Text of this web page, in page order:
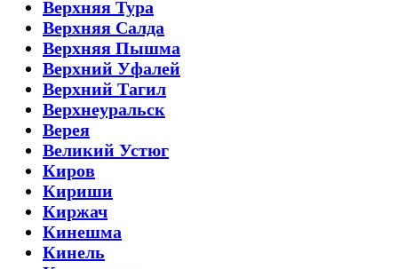
Верхняя Тура
Верхняя Салда
Верхняя Пышма
Верхний Уфалей
Верхний Тагил
Верхнеуральск
Верея
Великий Устюг
Киров
Кириши
Киржач
Кинешма
Кинель